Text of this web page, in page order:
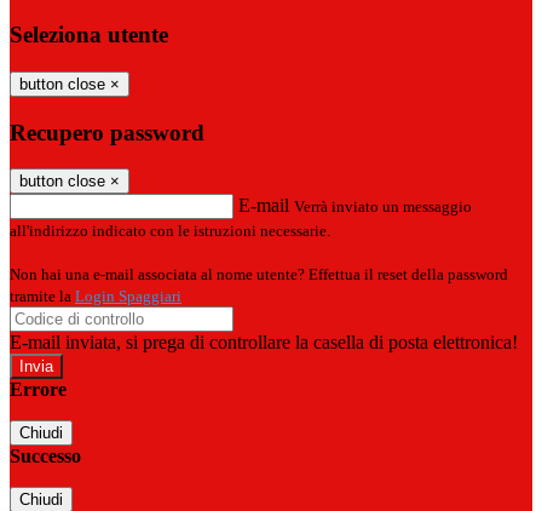
Seleziona utente
button close ×
Recupero password
button close ×
E-mail Verrà inviato un messaggio
all'indirizzo indicato con le istruzioni necessarie.
Non hai una e-mail associata al nome utente? Effettua il reset della password
tramite la Login Spaggiari
E-mail inviata, si prega di controllare la casella di posta elettronica!
Errore
Chiudi
Successo
Chiudi